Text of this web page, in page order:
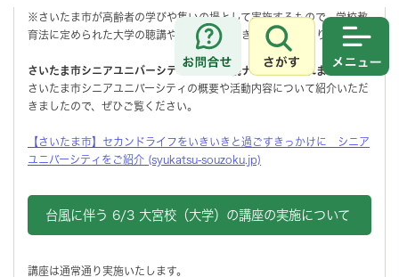
お問合せ
さがす
※さいたま市が高齢者の学びや集いの場として実施するもので、学校教
育法に定められた大学の聴講や単位取得ができるものではありません。
さいたま市シニアユニバーシティが終活相続ナビで紹介されました！
さいたま市シニアユニバーシティの概要や活動内容について紹介いただ
きましたので、ぜひご覧ください。
【さいたま市】セカンドライフをいきいきと過ごすきっかけに シニア
ユニバーシティをご紹介 (syukatsu-souzoku.jp)
台風に伴う 6/3 大宮校（大学）の講座の実施について
講座は通常通り実施いたします。